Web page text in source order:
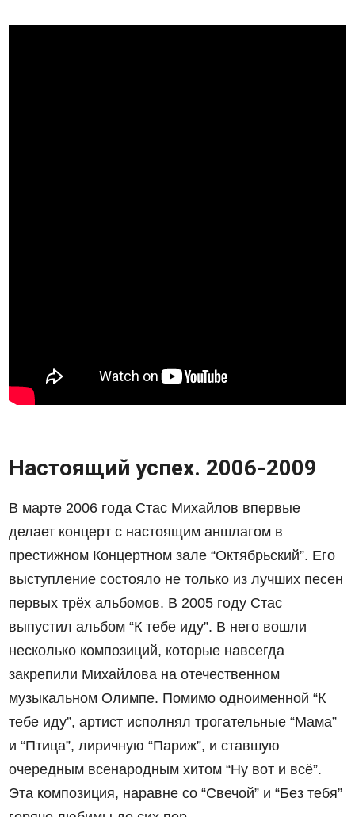
Настоящий успех. 2006-2009
В марте 2006 года Стас Михайлов впервые
делает концерт с настоящим аншлагом в
престижном Концертном зале “Октябрьский”. Его
выступление состояло не только из лучших песен
первых трёх альбомов. В 2005 году Стас
выпустил альбом “К тебе иду”. В него вошли
несколько композиций, которые навсегда
закрепили Михайлова на отечественном
музыкальном Олимпе. Помимо одноименной “К
тебе иду”, артист исполнял трогательные “Мама”
и “Птица”, лиричную “Париж”, и ставшую
очередным всенародным хитом “Ну вот и всё”.
Эта композиция, наравне со “Свечой” и “Без тебя”